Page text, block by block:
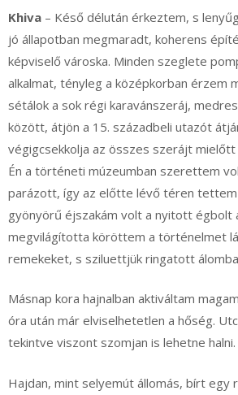
Khiva – Késő délután érkeztem, s
jó állapotban megmaradt, koherens
képviselő városka. Minden szeglete
alkalmat, tényleg a középkorban érzem
sétálok a sok régi karavánszeráj,
között, átjön a 15. századbeli utazót
végigcsekkolja az összes szerájt mielőtt
Én a történeti múzeumban szerettem
parázott, így az előtte lévő téren
gyönyörű éjszakám volt a nyitott égbolt
megvilágította köröttem a történelmet
remekeket, s sziluettjük ringatott
Másnap kora hajnalban aktiváltam
óra után már elviselhetetlen a hőség.
tekintve viszont szomjan is lehetne halni.
Hajdan, mint selyemút állomás, bírt egy